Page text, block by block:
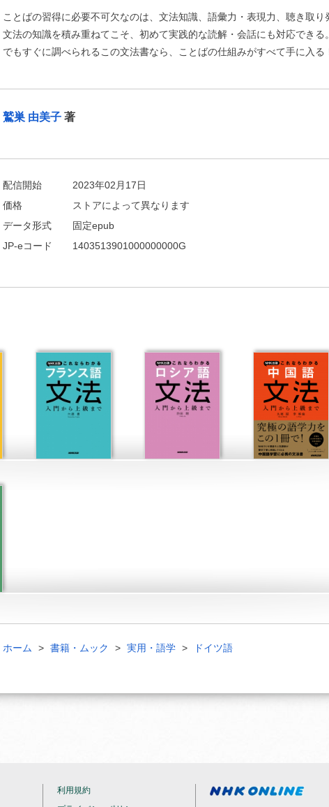
ことばの習得に必要不可欠なのは、文法知識、語彙力・表現力、聴き取り
文法の知識を積み重ねてこそ、初めて実践的な読解・会話にも対応でき
でもすぐに調べられるこの文法書なら、ことばの仕組みがすべて手に入る
鷲巣 由美子著
配信開始
2023年02月17日
価格
ストアによって異なります
データ形式
固定epub
JP-eコード
1403513901000000000G
ホーム 書籍・ムック 実用・語学 ドイツ語
利用規約